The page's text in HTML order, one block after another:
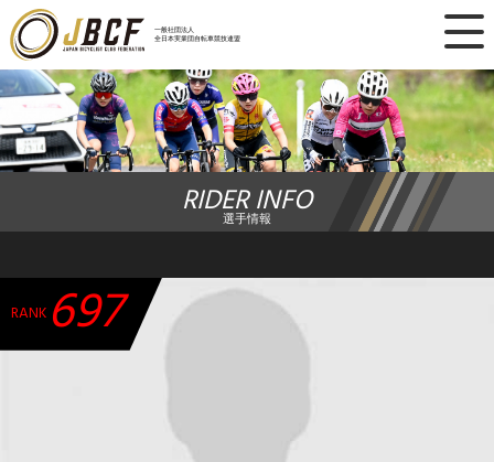
一般社団法人
全日本実業団自転車競技連盟
×
ニュース
レース日程
ランキング
チーム・選手
加盟・登録
RIDER INFO
選手情報
RANK 697